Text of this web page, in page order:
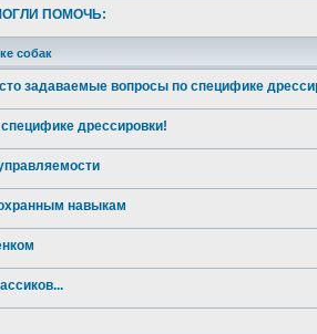
ПОМОЧЬ:
собак
задаваемые вопросы по специфике
дрессировки!
навыкам